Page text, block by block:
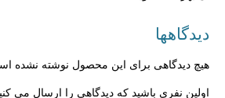
دیدگاهها
هیچ دیدگاهی برای این محصول نوشته نشده
اولین نفری باشید که دیدگاهی را ارسال می